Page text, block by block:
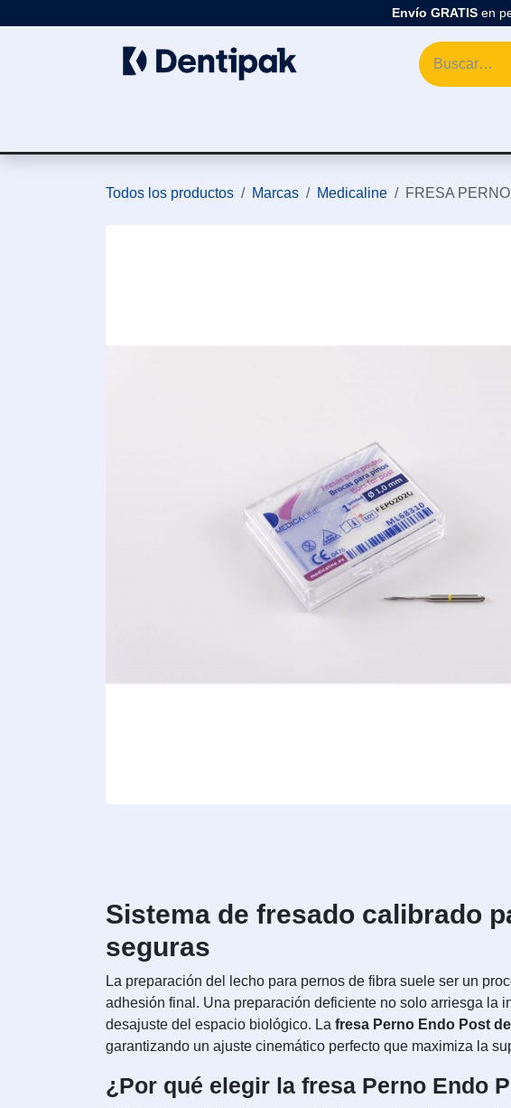
Envío GRATIS en
Todos los productos Marcas Medicaline FRESA
Sistema de fresado calibrado
seguras
La preparación del lecho para pernos de fibra suele ser un
adhesión final. Una preparación deficiente no solo arriesga la
desajuste del espacio biológico. La fresa Perno Endo Post
garantizando un ajuste cinemático perfecto que maximiza la
¿Por qué elegir la fresa Perno Endo